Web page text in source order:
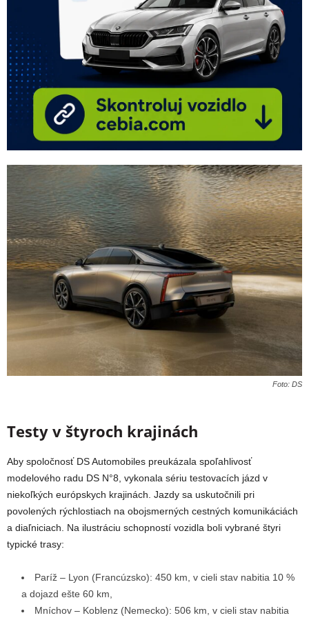
Foto: DS
Testy v štyroch krajinách
Aby spoločnosť DS Automobiles preukázala spoľahlivosť
modelového radu DS N°8, vykonala sériu testovacích jázd v
niekoľkých európskych krajinách. Jazdy sa uskutočnili pri
povolených rýchlostiach na obojsmerných cestných komunikáciách
a diaľniciach. Na ilustráciu schopností vozidla boli vybrané štyri
typické trasy:
Paríž – Lyon (Francúzsko): 450 km , v cieli stav nabitia 10 %
a dojazd ešte 60 km,
Mníchov – Koblenz (Nemecko): 506 km , v cieli stav nabitia